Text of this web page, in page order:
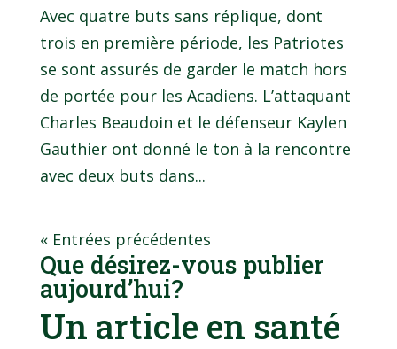
Avec quatre buts sans réplique, dont
trois en première période, les Patriotes
se sont assurés de garder le match hors
de portée pour les Acadiens. L’attaquant
Charles Beaudoin et le défenseur Kaylen
Gauthier ont donné le ton à la rencontre
avec deux buts dans...
« Entrées précédentes
Que désirez-vous publier
aujourd’hui?
Un article en santé